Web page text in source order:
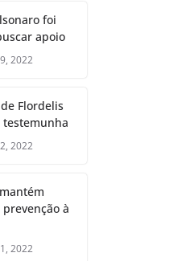
foi
apoio
2022
Flordelis
2022
à
2022